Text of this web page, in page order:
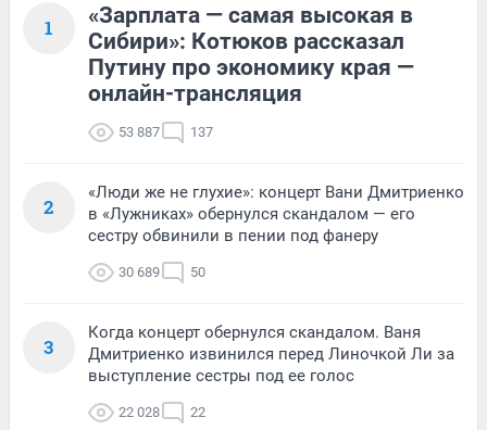
1
«Зарплата — самая высокая в
Сибири»: Котюков рассказал
Путину про экономику края —
онлайн-трансляция
53 887 137
2
«Люди же не глухие»: концерт Вани Дмитриенко
в «Лужниках» обернулся скандалом — его
сестру обвинили в пении под фанеру
30 689 50
3
Когда концерт обернулся скандалом. Ваня
Дмитриенко извинился перед Линочкой Ли за
выступление сестры под ее голос
22 028 22